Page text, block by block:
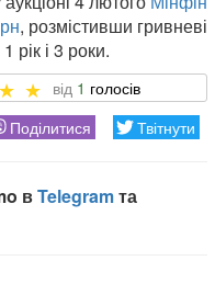
, розмістивши гривневі
рік і 3 роки.
1